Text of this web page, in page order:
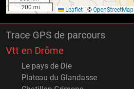
200 mi
Leaflet ©OpenStreetMap
Trace GPS de parcours
Vtt en Drôme
Le pays de Die
Plateau du Glandasse